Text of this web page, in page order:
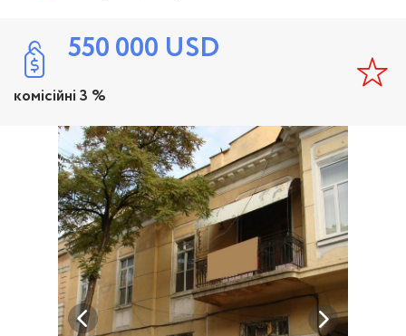
550 000 USD
комісійні 3 %